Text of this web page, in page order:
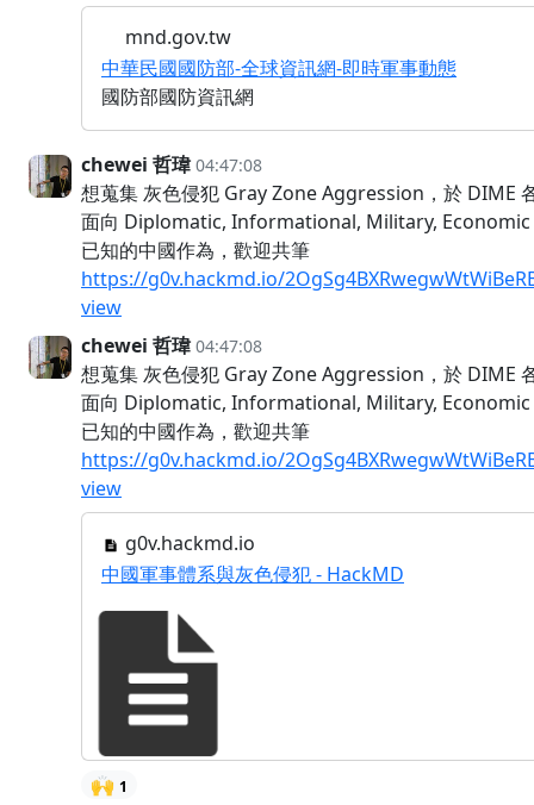
mnd.gov.tw
中華民國國防部-全球資訊網-即時軍事動態
國防部國防資訊網
chewei 哲瑋 04:47:08
想蒐集 灰色侵犯 Gray Zone Aggression，於 DIME
面向 Diplomatic, Informational, Military, Economic
已知的中國作為，歡迎共筆
https://g0v.hackmd.io/
view
chewei 哲瑋 04:47:08
想蒐集 灰色侵犯 Gray Zone Aggression，於 DIME
面向 Diplomatic, Informational, Military, Economic
已知的中國作為，歡迎共筆
https://g0v.hackmd.io/
view
g0v.hackmd.io
中國軍事體系與灰色侵犯 - HackMD
🙌 1